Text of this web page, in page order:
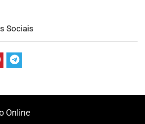
Sociais
Online